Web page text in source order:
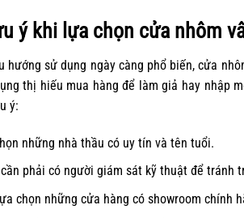
ý khi lựa chọn cửa nhôm
hướng sử dụng ngày càng phổ biến, cửa
thị hiếu mua hàng để làm giả hay nhập
ý:
những nhà thầu có uy tín và tên tuổi.
phải có người giám sát kỹ thuật để tránh
chọn những cửa hàng có showroom chính